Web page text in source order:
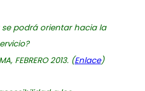
podrá orientar hacia la
FEBRERO 2013. (Enlace)